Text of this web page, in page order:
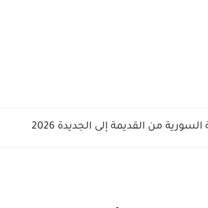
من القديمة إلى الجديدة 2026